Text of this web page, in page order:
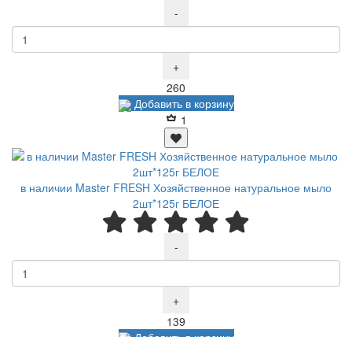
-
+
260
Добавить в корзину
1
в наличии Master FRESH Хозяйственное натуральное мыло
2шт*125г БЕЛОЕ
-
+
139